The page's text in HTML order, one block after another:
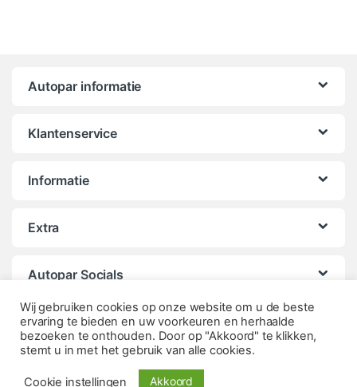
Autopar informatie
Klantenservice
Informatie
Extra
Autopar Socials
Wij gebruiken cookies op onze website om u de beste
ervaring te bieden en uw voorkeuren en herhaalde
bezoeken te onthouden. Door op "Akkoord" te klikken,
stemt u in met het gebruik van alle cookies.
Cookie instellingen Akkoord